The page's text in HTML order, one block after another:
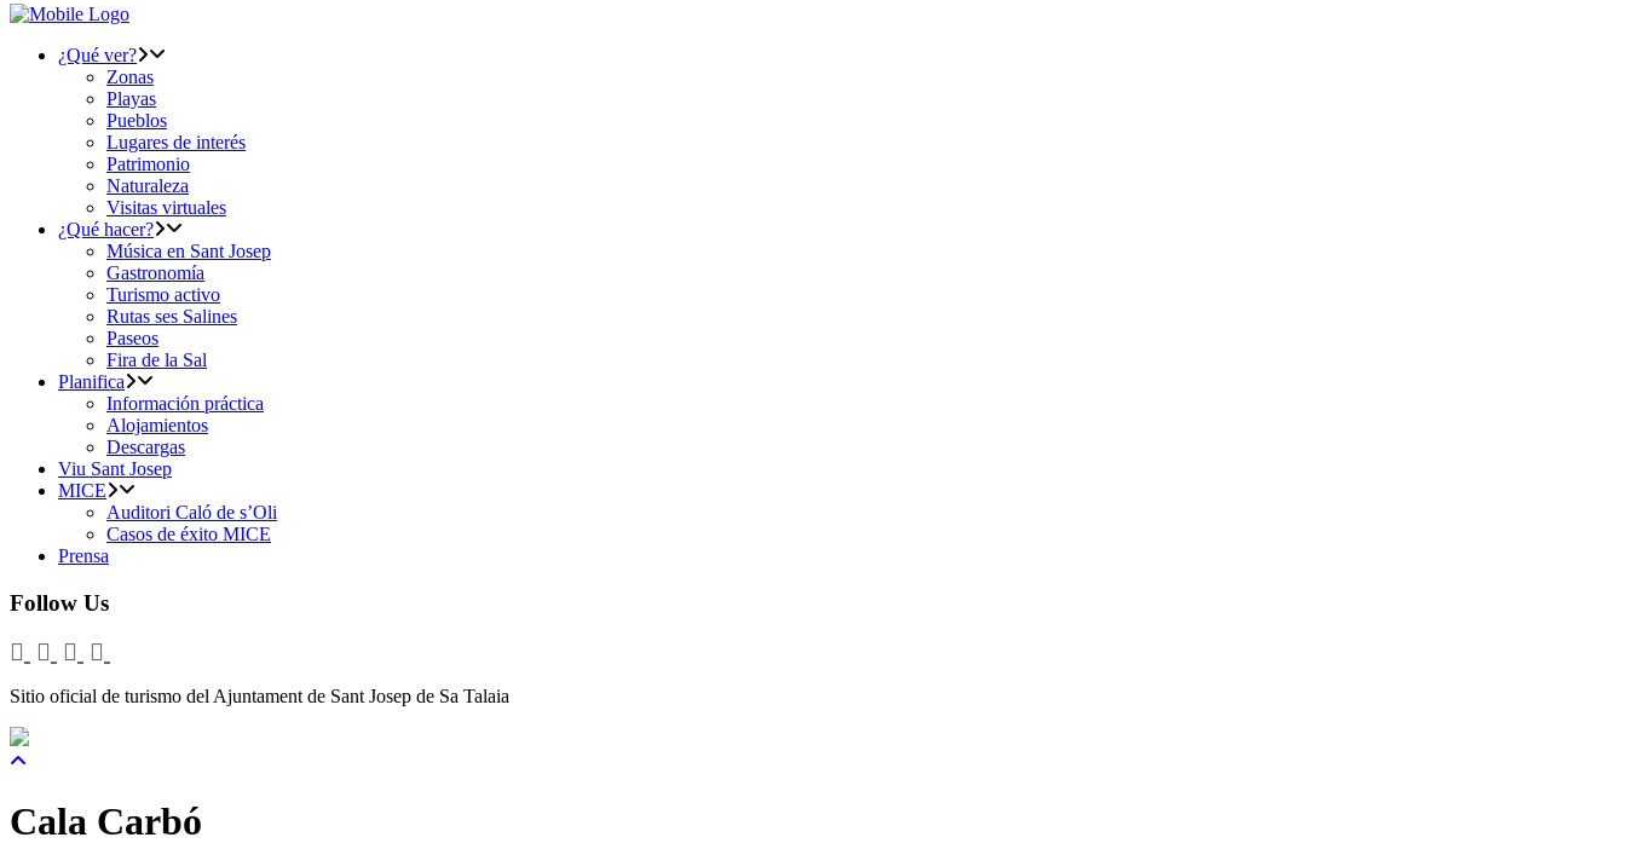
¿Qué ver?
Zonas
Playas
Pueblos
Lugares de interés
Patrimonio
Naturaleza
Visitas virtuales
¿Qué hacer?
Música en Sant Josep
Gastronomía
Turismo activo
Rutas ses Salines
Paseos
Fira de la Sal
Planifica
Información práctica
Alojamientos
Descargas
Viu Sant Josep
MICE
Auditori Caló de s’Oli
Casos de éxito MICE
Prensa
Follow Us
Sitio oficial de turismo del Ajuntament de Sant Josep de Sa Talaia
Cala Carbó